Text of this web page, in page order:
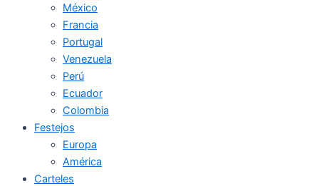
México
Francia
Portugal
Venezuela
Perú
Ecuador
Colombia
Festejos
Europa
América
Carteles